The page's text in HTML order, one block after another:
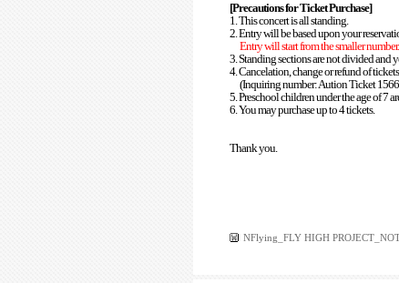
[Precautions for Ticket Purchase]
1. This concert is all standing.
2. Entry will be based upon your
Entry will start from the smaller number.
3. Standing sections are not divided and
4. Cancelation, change or refund of
(Inquiring number: Aution Ticket
5. Preschool children under the age of 7
6. You may purchase up to 4 tickets.
Thank you.
NFlying_FLY HIGH